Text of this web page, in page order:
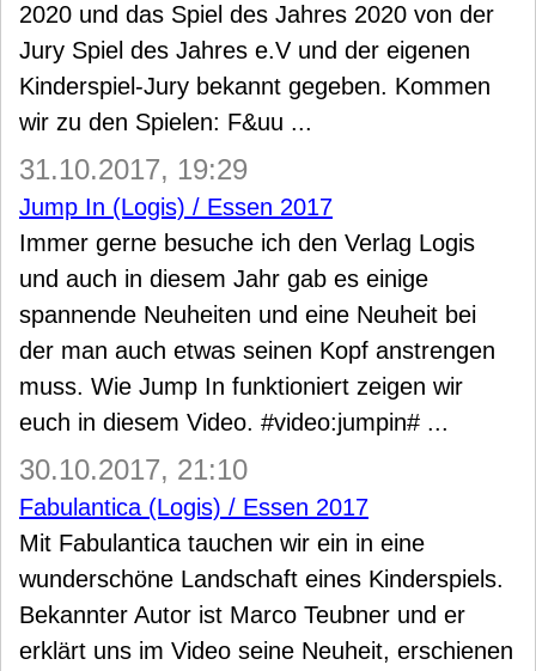
2020 und das Spiel des Jahres 2020 von der
Jury Spiel des Jahres e.V und der eigenen
Kinderspiel-Jury bekannt gegeben. Kommen
wir zu den Spielen: F&uu ...
31.10.2017, 19:29
Jump In (Logis) / Essen 2017
Immer gerne besuche ich den Verlag Logis
und auch in diesem Jahr gab es einige
spannende Neuheiten und eine Neuheit bei
der man auch etwas seinen Kopf anstrengen
muss. Wie Jump In funktioniert zeigen wir
euch in diesem Video. #video:jumpin# ...
30.10.2017, 21:10
Fabulantica (Logis) / Essen 2017
Mit Fabulantica tauchen wir ein in eine
wunderschöne Landschaft eines Kinderspiels.
Bekannter Autor ist Marco Teubner und er
erklärt uns im Video seine Neuheit, erschienen